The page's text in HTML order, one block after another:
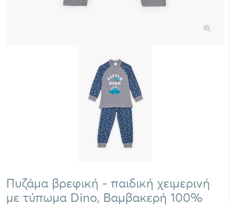
Πυζάμα βρεφική - παιδική χειμερινή
με τύπωμα Dino, Bαμβακερή 100%